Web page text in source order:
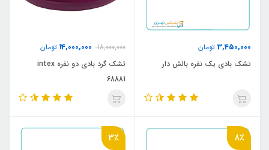
3,450,000 تومان
تشک بادی یک نفره بالش دار
18,000,000
14,000,000 تومان
تشک گرد بادی دو نفره intex
68881
8٪ 3٪